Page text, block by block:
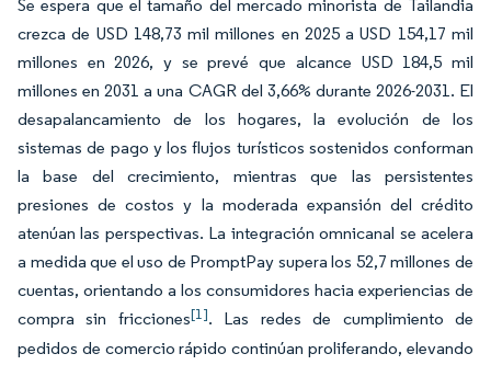
Se espera que el tamaño del mercado minorista de Tailandia
crezca de USD 148,73 mil millones en 2025 a USD 154,17 mil
millones en 2026, y se prevé que alcance USD 184,5 mil
millones en 2031 a una CAGR del 3,66% durante 2026-2031. El
desapalancamiento de los hogares, la evolución de los
sistemas de pago y los flujos turísticos sostenidos conforman
la base del crecimiento, mientras que las persistentes
presiones de costos y la moderada expansión del crédito
atenúan las perspectivas. La integración omnicanal se acelera
a medida que el uso de PromptPay supera los 52,7 millones de
cuentas, orientando a los consumidores hacia experiencias de
compra sin fricciones[1]. Las redes de cumplimiento de
pedidos de comercio rápido continúan proliferando, elevando